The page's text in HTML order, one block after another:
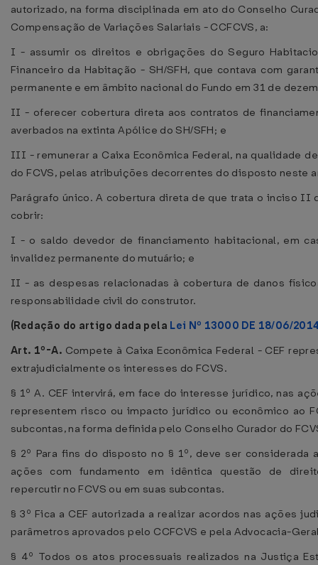
autorizado, na forma disciplinada em ato do Conselho
Compensação de Variações Salariais - CCFCVS, a:
I - assumir os direitos e obrigações do Seguro
Financeiro da Habitação - SH/SFH, que contava com
permanente e em âmbito nacional do Fundo em 31 de
II - oferecer cobertura direta aos contratos de
averbados na extinta Apólice do SH/SFH; e
III - remunerar a Caixa Econômica Federal, na qualidade
do FCVS, pelas atribuições decorrentes do disposto neste
Parágrafo único. A cobertura direta de que trata o inciso II
cobrir:
I - o saldo devedor de financiamento habitacional, em
invalidez permanente do mutuário; e
II - as despesas relacionadas à cobertura de danos
responsabilidade civil do construtor.
(Redação do artigo dada pela Lei Nº 13000 DE 18/06/
Art. 1º-A. Compete à Caixa Econômica Federal - CEF
extrajudicialmente os interesses do FCVS.
§ 1º A. CEF intervirá, em face do interesse jurídico, nas
representem risco ou impacto jurídico ou econômico ao
subcontas, na forma definida pelo Conselho Curador do
§ 2º Para fins do disposto no § 1º, deve ser considerada
ações com fundamento em idêntica questão de
repercutir no FCVS ou em suas subcontas.
§ 3º Fica a CEF autorizada a realizar acordos nas ações
parâmetros aprovados pelo CCFCVS e pela Advocacia-
§ 4º Todos os atos processuais realizados na Justiça